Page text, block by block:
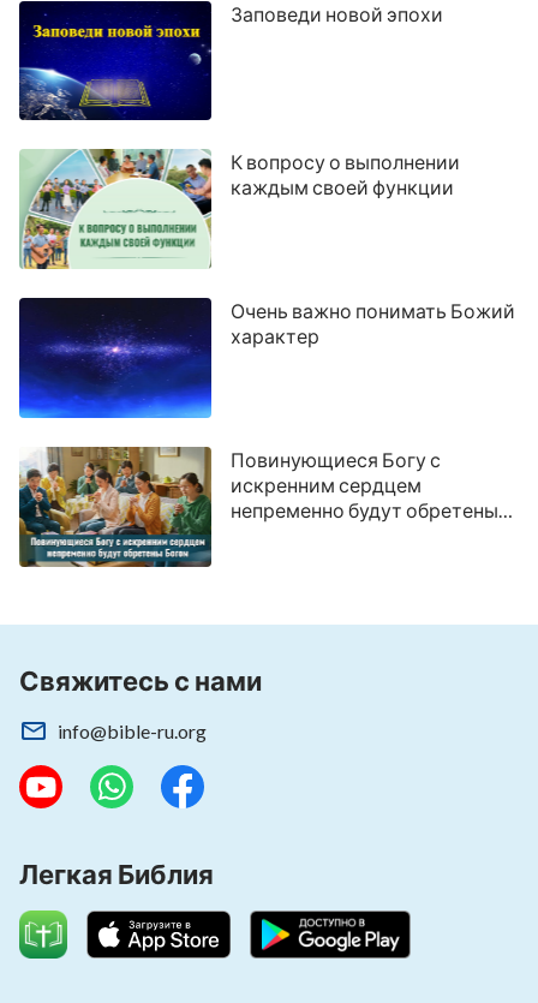
Заповеди новой эпохи
К вопросу о выполнении
каждым своей функции
Очень важно понимать Божий
характер
Повинующиеся Богу с
искренним сердцем
непременно будут обретены
Свяжитесь с нами
info@bible-ru.org
Легкая Библия